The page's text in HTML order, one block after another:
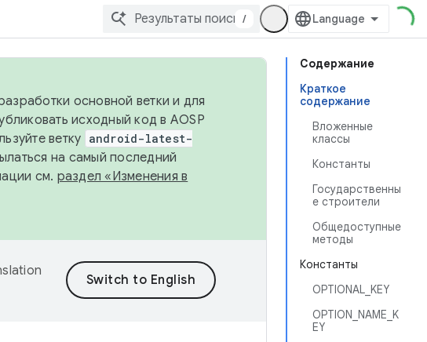
/
Содержание
Краткое
содержание
Вложенные
классы
Константы
Государственны
е строители
Общедоступные
методы
Константы
OPTIONAL_KEY
OPTION_NAME_K
EY
основной ветки и для
исходный код в AOSP
ветку android-latest-
на самый последний
см. раздел «Изменения в